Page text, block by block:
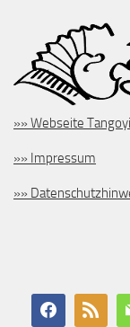
»» Webseite
»» Impressum
»»